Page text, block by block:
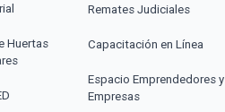
Huertas
Remates Judiciales
Capacitación en Línea
Espacio Emprendedores y
Empresas